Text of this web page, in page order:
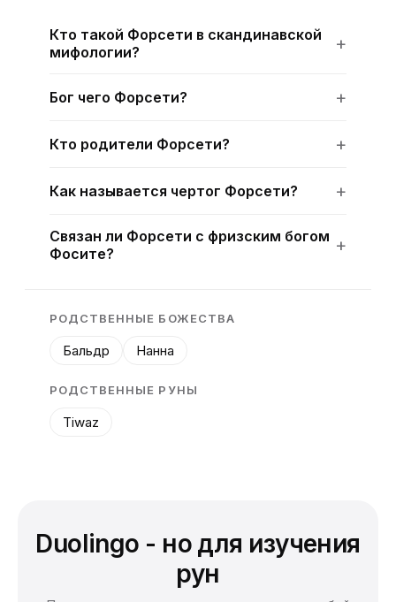
Кто такой Форсети в скандинавской
мифологии?
Бог чего Форсети?
Кто родители Форсети?
Как называется чертог Форсети?
Связан ли Форсети с фризским богом
Фосите?
РОДСТВЕННЫЕ БОЖЕСТВА
Бальдр Нанна
РОДСТВЕННЫЕ РУНЫ
Tiwaz
Duolingo - но для изучения
рун